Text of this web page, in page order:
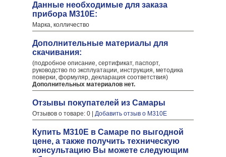
Данные необходимые для заказа
прибора М310Е:
Марка, колличество
Дополнительные материалы для
скачивания:
(подробное описание, сертификат, паспорт,
руководство по эксплуатации, инструкция, методика
поверки, формуляр, декларация соответствия)
Дополнительных материалов нет.
Отзывы покупателей из Самары
Отзывов о товаре: 0 | Добавить отзыв о М310Е
Купить М310Е в Самаре по выгодной
цене, а также получить техническую
консультацию Вы можете следующим